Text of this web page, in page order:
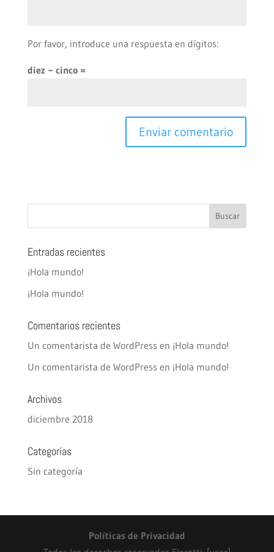
Por favor, introduce una respuesta en dígitos:
diez − cinco =
Entradas recientes
¡Hola mundo!
¡Hola mundo!
Comentarios recientes
Un comentarista de WordPressen ¡Hola mundo!
Un comentarista de WordPressen ¡Hola mundo!
Archivos
diciembre 2018
Categorías
Sin categoría
Políticas de Privacidad